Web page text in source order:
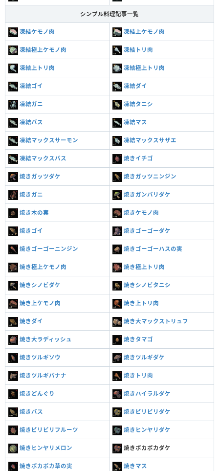
シンプル料理記事一覧
凍結ケモノ肉 凍結上ケモノ肉
凍結極上ケモノ肉 凍結トリ肉
凍結上トリ肉 凍結極上トリ肉
凍結ゴイ 凍結ダイ
凍結ガニ 凍結タニシ
凍結バス 凍結マス
凍結マックスサーモン 凍結マックスサザエ
凍結マックスバス 焼きイチゴ
焼きガッツダケ 焼きガッツニンジン
焼きガニ 焼きガンバリダケ
焼き木の実 焼きケモノ肉
焼きゴイ 焼きゴーゴーダケ
焼きゴーゴーニンジン 焼きゴーゴーハスの実
焼き極上ケモノ肉 焼き極上トリ肉
焼きシノビダケ 焼きシノビタニシ
焼き上ケモノ肉 焼き上トリ肉
焼きダイ 焼き大マックストリュフ
焼き大ラディッシュ 焼きタマゴ
焼きツルギソウ 焼きツルギダケ
焼きツルギバナナ 焼きトリ肉
焼きどんぐり 焼きハイラルダケ
焼きバス 焼きビリビリダケ
焼きビリビリフルーツ 焼きヒンヤリダケ
焼きヒンヤリメロン 焼きポカポカダケ
焼きポカポカ草の実 焼きマス